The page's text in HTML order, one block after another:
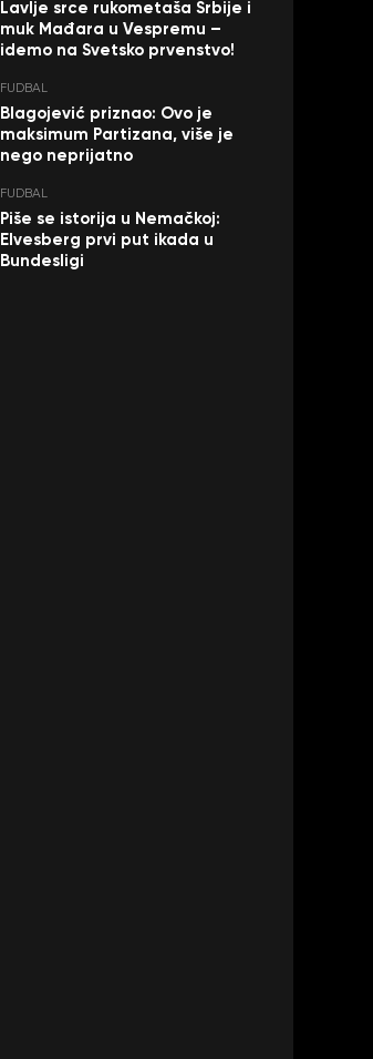
Lavlje srce rukometaša Srbije i
muk Mađara u Vespremu –
idemo na Svetsko prvenstvo!
FUDBAL
Blagojević priznao: Ovo je
maksimum Partizana, više je
nego neprijatno
FUDBAL
Piše se istorija u Nemačkoj:
Elvesberg prvi put ikada u
Bundesligi